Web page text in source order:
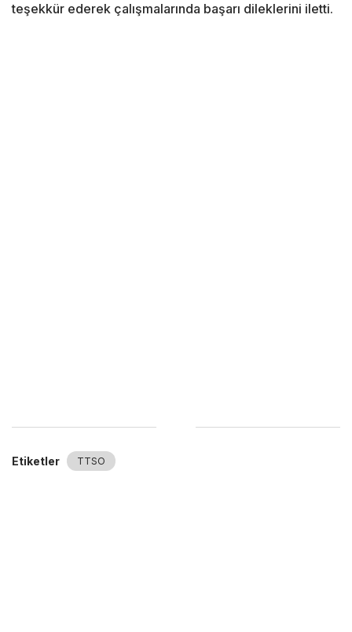
teşekkür ederek çalışmalarında başarı dileklerini iletti.
Etiketler TTSO